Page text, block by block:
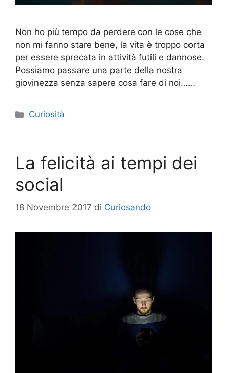
Non ho più tempo da perdere con le cose che
non mi fanno stare bene, la vita è troppo corta
per essere sprecata in attività futili e dannose.
Possiamo passare una parte della nostra
giovinezza senza sapere cosa fare di noi……
Categorie
Curiosità
La felicità ai tempi dei
social
18 Novembre 2017 di Curiosando